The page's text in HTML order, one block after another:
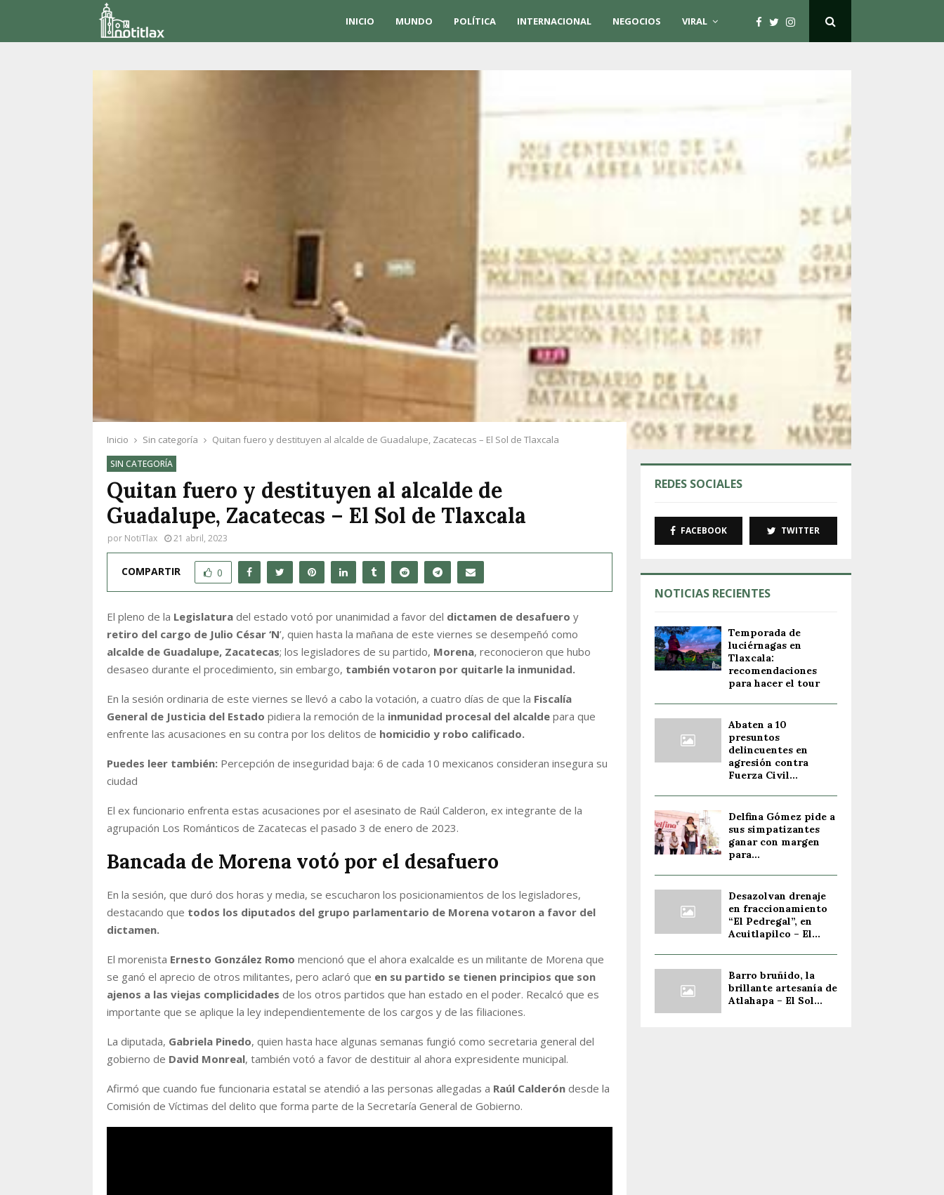
INICIO MUNDO POLÍTICA INTERNACIONAL NEGOCIOS VIRAL
Inicio Sin categoría Quitan fuero y destituyen al alcalde de Guadalupe, Zacatecas – El Sol de Tlaxcala
SIN CATEGORÍA
Quitan fuero y destituyen al alcalde de
Guadalupe, Zacatecas – El Sol de Tlaxcala
por NotiTlax 21 abril, 2023
COMPARTIR 0
El pleno de la Legislatura del estado votó por unanimidad a favor del dictamen de desafuero y
retiro del cargo de Julio César ‘N’, quien hasta la mañana de este viernes se desempeñó como
alcalde de Guadalupe, Zacatecas; los legisladores de su partido, Morena, reconocieron que hubo
desaseo durante el procedimiento, sin embargo, también votaron por quitarle la inmunidad.
En la sesión ordinaria de este viernes se llevó a cabo la votación, a cuatro días de que la Fiscalía
General de Justicia del Estado pidiera la remoción de la inmunidad procesal del alcalde para que
enfrente las acusaciones en su contra por los delitos de homicidio y robo calificado.
Puedes leer también: Percepción de inseguridad baja: 6 de cada 10 mexicanos consideran insegura su
ciudad
El ex funcionario enfrenta estas acusaciones por el asesinato de Raúl Calderon, ex integrante de la
agrupación Los Románticos de Zacatecas el pasado 3 de enero de 2023.
Bancada de Morena votó por el desafuero
En la sesión, que duró dos horas y media, se escucharon los posicionamientos de los legisladores,
destacando que todos los diputados del grupo parlamentario de Morena votaron a favor del
dictamen.
El morenista Ernesto González Romo mencionó que el ahora exalcalde es un militante de Morena que
se ganó el aprecio de otros militantes, pero aclaró que en su partido se tienen principios que son
ajenos a las viejas complicidades de los otros partidos que han estado en el poder. Recalcó que es
importante que se aplique la ley independientemente de los cargos y de las filiaciones.
La diputada, Gabriela Pinedo, quien hasta hace algunas semanas fungió como secretaria general del
gobierno de David Monreal, también votó a favor de destituir al ahora expresidente municipal.
Afirmó que cuando fue funcionaria estatal se atendió a las personas allegadas a Raúl Calderón desde la
Comisión de Víctimas del delito que forma parte de la Secretaría General de Gobierno.
REDES SOCIALES
FACEBOOK TWITTER
NOTICIAS RECIENTES
Temporada de
luciérnagas en
Tlaxcala:
recomendaciones
para hacer el tour
Abaten a 10
presuntos
delincuentes en
agresión contra
Fuerza Civil...
Delfina Gómez pide a
sus simpatizantes
ganar con margen
para...
Desazolvan drenaje
en fraccionamiento
“El Pedregal”, en
Acuitlapilco – El...
Barro bruñido, la
brillante artesanía de
Atlahapa – El Sol...